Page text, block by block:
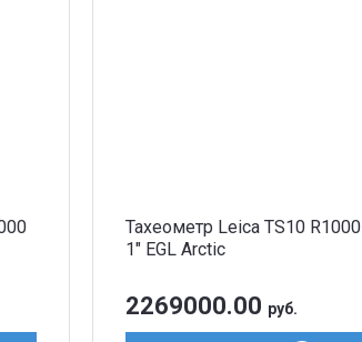
Тахеометр Leica TS10 R1000
1″ EGL Arctic
2269000.00 руб.